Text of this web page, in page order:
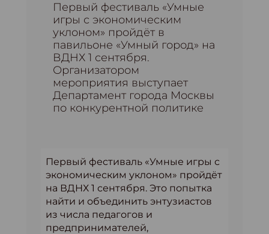
Первый фестиваль «Умные
игры с экономическим
уклоном» пройдёт в
павильоне «Умный город» на
ВДНХ 1 сентября.
Организатором
мероприятия выступает
Департамент города Москвы
по конкурентной политике
Первый фестиваль «Умные игры с
экономическим уклоном» пройдёт
на ВДНХ 1 сентября. Это попытка
найти и объединить энтузиастов
из числа педагогов и
предпринимателей,